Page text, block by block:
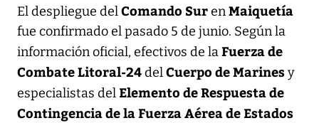
El despliegue delComando SurenMaiquetía
fue confirmado el pasado 5 de junio. Según la
información oficial, efectivos de laFuerza de
Combate Litoral-24delCuerpo de Marinesy
especialistas del Elemento de Respuesta de
Contingencia de la Fuerza Aérea de Estados